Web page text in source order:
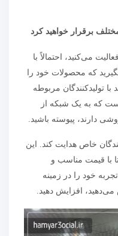
برقرار خواهید کرد
می‌کنید، احتمالاً با
که محصولات خود را
تولیدکنندگان مربوطه
است که به یک شبکه از
دارند، پیوسته باشید.
خاص هدایت کند. این
با قیمت مناسب و
خود را در زمینه
افزایش دهید.